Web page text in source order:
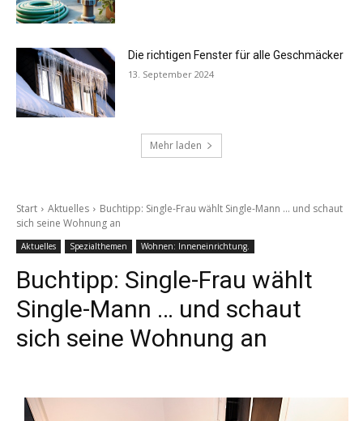
Die richtigen Fenster für alle Geschmäcker
13. September 2024
Mehr laden